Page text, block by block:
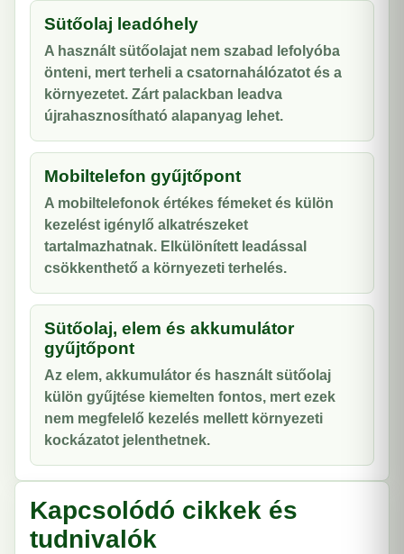
Sütőolaj leadóhely
A használt sütőolajat nem szabad lefolyóba
önteni, mert terheli a csatornahálózatot és a
környezetet. Zárt palackban leadva
újrahasznosítható alapanyag lehet.
Mobiltelefon gyűjtőpont
A mobiltelefonok értékes fémeket és külön
kezelést igénylő alkatrészeket
tartalmazhatnak. Elkülönített leadással
csökkenthető a környezeti terhelés.
Sütőolaj, elem és akkumulátor
gyűjtőpont
Az elem, akkumulátor és használt sütőolaj
külön gyűjtése kiemelten fontos, mert ezek
nem megfelelő kezelés mellett környezeti
kockázatot jelenthetnek.
Kapcsolódó cikkek és
tudnivalók